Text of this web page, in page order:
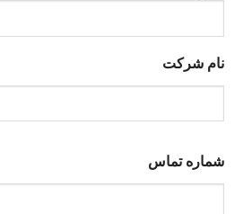
نام شرکت
شماره تماس